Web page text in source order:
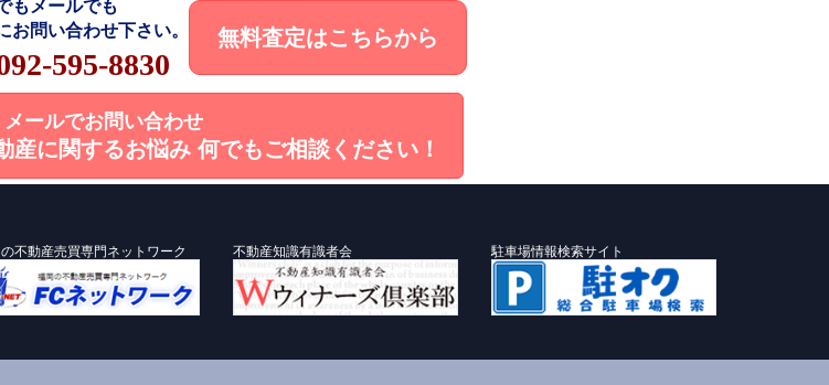
もメールでも
お問い合わせ下さい。
595-8830
無料査定はこちらから
ールでお問い合わせ
産に関するお悩み 何でもご相談ください！
不動産売買専門ネットワーク 不動産知識有識者会 駐車場情報検索サイト